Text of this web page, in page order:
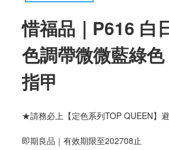
惜福品｜P616 白
色調帶微微藍綠
指甲
★請務必上【定色系列TOP QUEEN】避
即期良品｜有效期限至202708止